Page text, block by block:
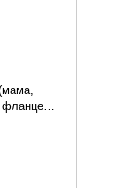
фланцем
18 ГГц,